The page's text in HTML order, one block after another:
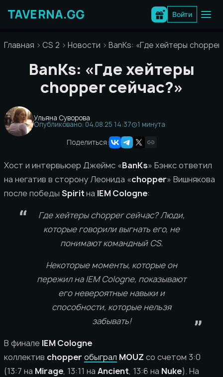
содержимому
Войти
Главная CS 2 Новости BanKs: «Где хейтеры chopper
BanKs: «Где хейтеры
chopper сейчас?»
Ульяна Суворова
Опубликовано: 04.08.25 14:37
1 минута
Поделиться:
Хост и интервьюер Джеймс «BanKs» Бэнкс ответил
на негатив в сторону Леонида «chopper» Вишнякова
после победы Spiritна IEM Cologne:
Где хейтеры chopper сейчас? Люди,
которые говорили выгнать его, не
понимают командный CS.
Некоторые моменты, которые он
пережил на IEM Cologne, показывают
его невероятные навыки и
способности, которые нельзя
забывать!
В финале IEM Cologne
коллектив chopper обыграл MOUZ со счетом 3:0
(13:7 на Mirage, 13:11 на Ancient, 13:6 на Nuke). На